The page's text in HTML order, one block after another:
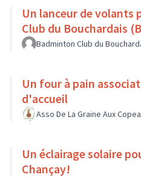
Un lanceur de volants
Club du Bouchardais
Badminton Club du
Un four à pain
d'accueil
Asso De La Graine Aux
Un éclairage solaire
Chançay!